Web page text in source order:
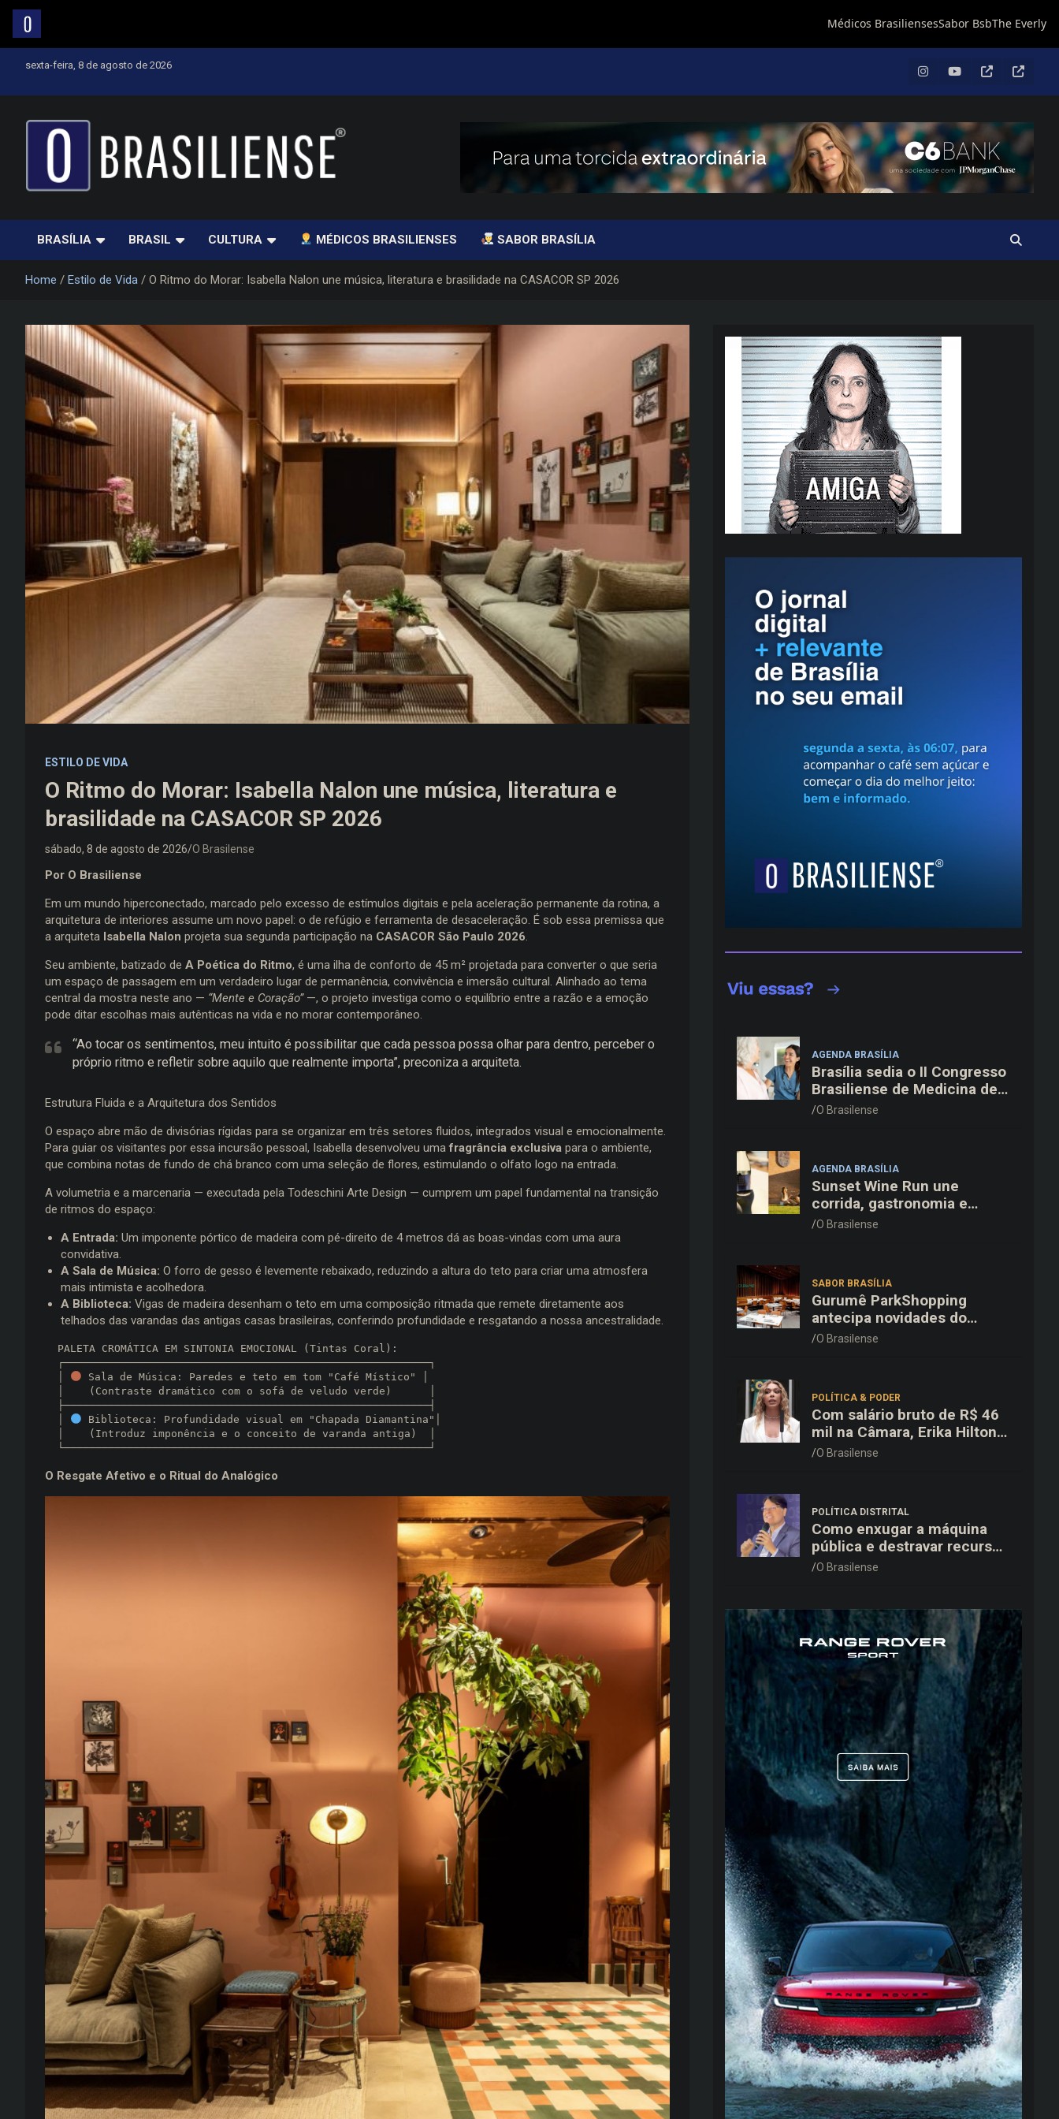
sexta-feira, 8 de agosto de 2026
BRASÍLIA BRASIL CULTURA MÉDICOS BRASILIENSES SABOR BRASÍLIA
Home Estilo de Vida O Ritmo do Morar: Isabella Nalon une música, literatura e brasilidade na CASACOR SP 2026
ESTILO DE VIDA
O Ritmo do Morar: Isabella Nalon une música, literatura e
brasilidade na CASACOR SP 2026
sábado, 8 de agosto de 2026 O Brasilense
Por O Brasiliense
Em um mundo hiperconectado, marcado pelo excesso de estímulos digitais e pela aceleração permanente da rotina, a
arquitetura de interiores assume um novo papel: o de refúgio e ferramenta de desaceleração. É sob essa premissa que
a arquiteta Isabella Nalon projeta sua segunda participação na CASACOR São Paulo 2026
Seu ambiente, batizado de A Poética do Ritmo, é uma ilha de conforto de 45 m² projetada para converter o que seria
um espaço de passagem em um verdadeiro lugar de permanência, convivência e imersão cultural. Alinhado ao tema
central da mostra neste ano — “Mente e Coração”—, o projeto investiga como o equilíbrio entre a razão e a emoção
pode ditar escolhas mais autênticas na vida e no morar contemporâneo.
“Ao tocar os sentimentos, meu intuito é possibilitar que cada pessoa possa olhar para dentro, perceber o
próprio ritmo e refletir sobre aquilo que realmente importa”, preconiza a arquiteta.
Estrutura Fluida e a Arquitetura dos Sentidos
O espaço abre mão de divisórias rígidas para se organizar em três setores fluidos, integrados visual e emocionalmente.
Para guiar os visitantes por essa incursão pessoal, Isabella desenvolveu umafragrância exclusiva para o ambiente,
que combina notas de fundo de chá branco com uma seleção de flores, estimulando o olfato logo na entrada.
A volumetria e a marcenaria — executada pela Todeschini Arte Design — cumprem um papel fundamental na transição
de ritmos do espaço:
A Entrada: Um imponente pórtico de madeira com pé-direito de 4 metros dá as boas-vindas com uma aura
convidativa.
A Sala de Música: O forro de gesso é levemente rebaixado, reduzindo a altura do teto para criar uma atmosfera
mais intimista e acolhedora.
A Biblioteca: Vigas de madeira desenham o teto em uma composição ritmada que remete diretamente aos
telhados das varandas das antigas casas brasileiras, conferindo profundidade e resgatando a nossa ancestralidade.
Sala de Música: Paredes e teto em tom "Café Místico" │
Biblioteca: Profundidade visual em "Chapada Diamantina"│
O Resgate Afetivo e o Ritual do Analógico
AGENDA BRASÍLIA
Brasília sedia o II Congresso
Brasiliense de Medicina de
Família e Comunidade na
O Brasilense
AGENDA BRASÍLIA
Sunset Wine Run une
corrida, gastronomia e
enoturismo na Vinícola
O Brasilense
SABOR BRASÍLIA
Gurumê ParkShopping
antecipa novidades do
cardápio e oferece 25% de
O Brasilense
POLÍTICA & PODER
Com salário bruto de R$ 46
mil na Câmara, Erika Hilton
declara patrimônio de R$
O Brasilense
POLÍTICA DISTRITAL
Como enxugar a máquina
pública e destravar recursos
para a saúde e educação no
O Brasilense